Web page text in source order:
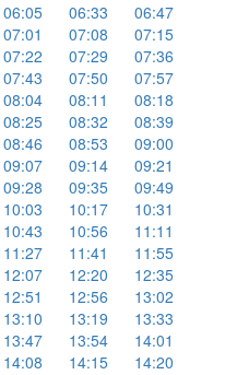
06:05 06:33
06:47
07:01
07:08
07:15
07:22
07:29
07:36
07:43
07:50
07:57
08:04
08:11
08:18
08:25
08:32
08:39
08:46
08:53
09:00
09:07
09:14
09:21
09:28
09:35
09:49
10:03
10:17
10:31
10:43
10:56
11:11
11:27
11:41
11:55
12:07
12:20
12:35
12:51
12:56
13:02
13:10
13:19
13:33
13:47
13:54
14:01
14:08
14:15
14:20